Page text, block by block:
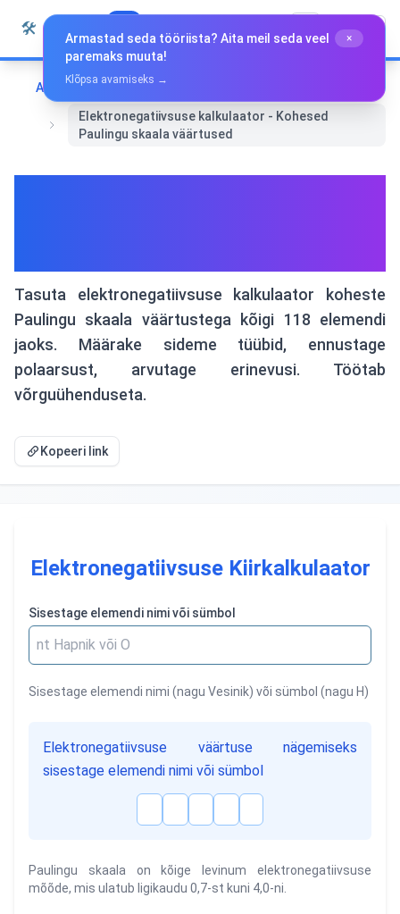
Liigu sisu juurde
🛠️ Eesti
Avaleht
Eri tööriistad
Elektronegatiivsuse kalkulaator - Kohesed
Paulingu skaala väärtused
Tasuta elektronegatiivsuse kalkulaator koheste
Paulingu skaala väärtustega kõigi 118 elemendi
jaoks. Määrake sideme tüübid, ennustage
polaarsust, arvutage erinevusi. Töötab
võrguühenduseta.
Kopeeri link
Elektronegatiivsuse Kiirkalkulaator
Sisestage elemendi nimi või sümbol
Sisestage elemendi nimi (nagu Vesinik) või sümbol (nagu H)
Elektronegatiivsuse väärtuse nägemiseks
sisestage elemendi nimi või sümbol
Paulingu skaala on kõige levinum elektronegatiivsuse
mõõde, mis ulatub ligikaudu 0,7-st kuni 4,0-ni.
Armastad seda tööriista? Aita meil seda veel
paremaks muuta!
×
Klõpsa avamiseks →